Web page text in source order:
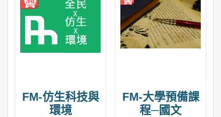
FM-仿生科技與
環境
FM-大學預備課
程─國文